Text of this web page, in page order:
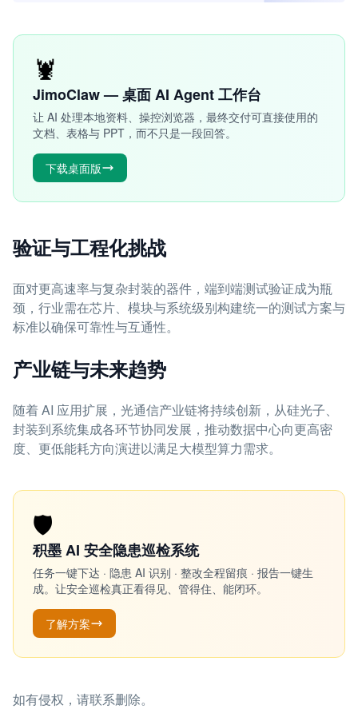
🦞
JimoClaw — 桌面 AI Agent 工作台
让 AI 处理本地资料、操控浏览器，最终交付可直接使用的
文档、表格与 PPT，而不只是一段回答。
下载桌面版
验证与工程化挑战
面对更高速率与复杂封装的器件，端到端测试验证成为瓶
颈，行业需在芯片、模块与系统级别构建统一的测试方案与
标准以确保可靠性与互通性。
产业链与未来趋势
随着 AI 应用扩展，光通信产业链将持续创新，从硅光子、
封装到系统集成各环节协同发展，推动数据中心向更高密
度、更低能耗方向演进以满足大模型算力需求。
🛡️
积墨 AI 安全隐患巡检系统
任务一键下达 · 隐患 AI 识别 · 整改全程留痕 · 报告一键生
成。让安全巡检真正看得见、管得住、能闭环。
了解方案
如有侵权，请联系删除。